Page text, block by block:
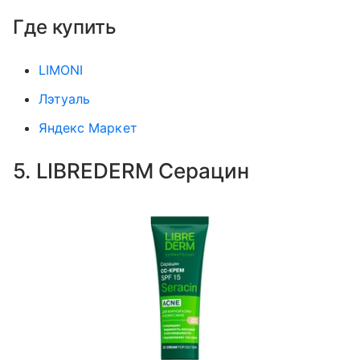
Где купить
LIMONI
Лэтуаль
Яндекс Маркет
5. LIBREDERM Серацин